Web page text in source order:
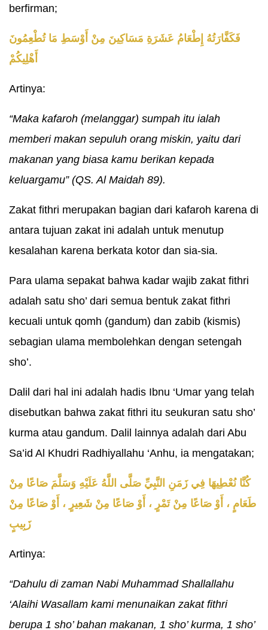
berfirman;
فَكَفَّارَتُهُ إِطْعَامُ عَشَرَةِ مَسَاكِينَ مِنْ أَوْسَطِ مَا تُطْعِمُونَ
أَهْلِيكُمْ
Artinya:
“Maka kafaroh (melanggar) sumpah itu ialah
memberi makan sepuluh orang miskin, yaitu dari
makanan yang biasa kamu berikan kepada
keluargamu” (QS. Al Maidah 89).
Zakat fithri merupakan bagian dari kafaroh karena di
antara tujuan zakat ini adalah untuk menutup
kesalahan karena berkata kotor dan sia-sia.
Para ulama sepakat bahwa kadar wajib zakat fithri
adalah satu sho’ dari semua bentuk zakat fithri
kecuali untuk qomh (gandum) dan zabib (kismis)
sebagian ulama membolehkan dengan setengah
sho’.
Dalil dari hal ini adalah hadis Ibnu ‘Umar yang telah
disebutkan bahwa zakat fithri itu seukuran satu sho’
kurma atau gandum. Dalil lainnya adalah dari Abu
Sa’id Al Khudri Radhiyallahu ‘Anhu, ia mengatakan;
كُنَّا نُعْطِيهَا فِي زَمَنِ النَّبِيِّ صَلَّى اللَّهُ عَلَيْهِ وَسَلَّمَ صَاعًا مِنْ
طَعَامٍ ، أَوْ صَاعًا مِنْ تَمْرٍ ، أَوْ صَاعًا مِنْ شَعِيرٍ ، أَوْ صَاعًا مِنْ
زَبِيبٍ
Artinya:
“Dahulu di zaman Nabi Muhammad Shallallahu
‘Alaihi Wasallam kami menunaikan zakat fithri
berupa 1 sho’ bahan makanan, 1 sho’ kurma, 1 sho’